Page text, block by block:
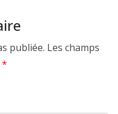
publiée. Les champs
*